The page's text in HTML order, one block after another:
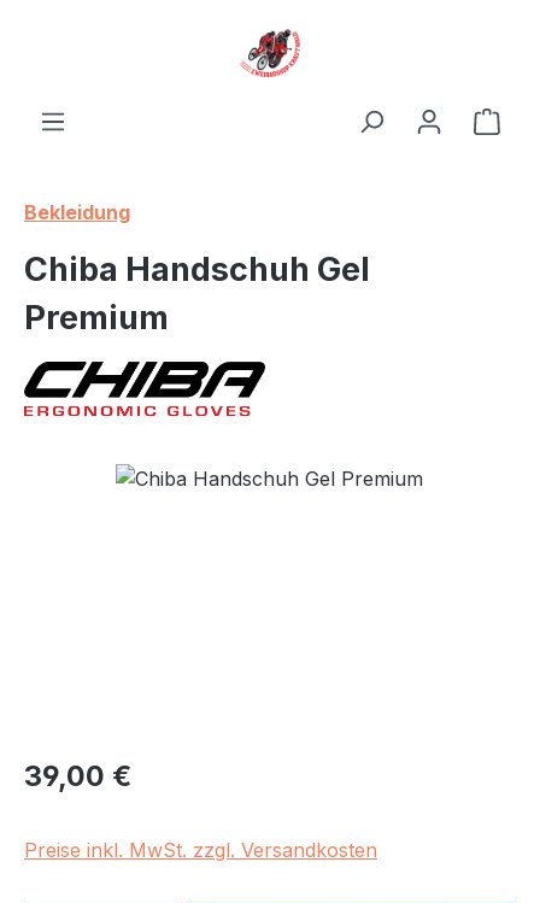
Bekleidung
Chiba Handschuh Gel
Premium
Bildergalerie überspringen
Regulärer Preis:
39,00 €
Preise inkl. MwSt. zzgl. Versandkosten